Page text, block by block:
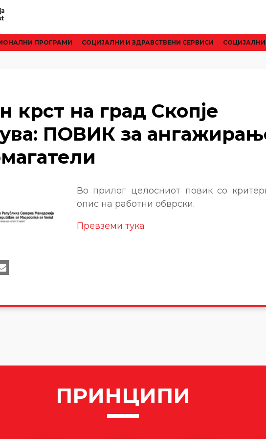
ПРОГРАМИ CОЦИЈАЛНИ И ЗДРАВСТВЕНИ СЕРВИСИ СОЦИЈАЛНИ
крст на град Скопје
ПОВИК за
Во прилог целосниот повик со
опис на работни обврски.
Превземи тука
ПРИНЦИПИ